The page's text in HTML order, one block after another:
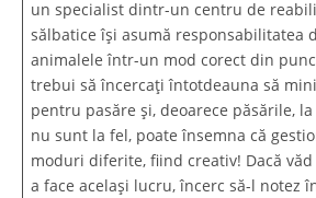
un specialist dintr-un centru de
sălbatice își asumă responsabilitatea
animalele într-un mod corect din
trebui să încercați întotdeauna să
pentru pasăre și, deoarece păsările,
nu sunt la fel, poate însemna că
moduri diferite, fiind creativ! Dacă
a face același lucru, încerc să-l notez